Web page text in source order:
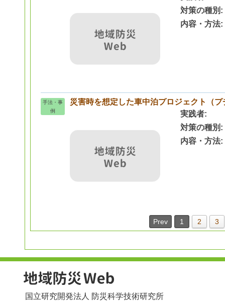
対策の種別
内容・方法
手法・事
例
災害時を想定した車中泊プロジェクト（
実践者
対策の種別
内容・方法
Prev 1 2 3
国立研究開発法人 防災科学技術研究所